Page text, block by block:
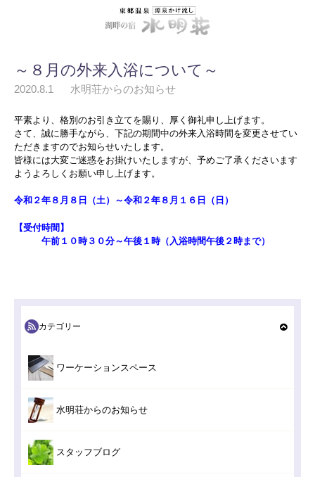
～８月の外来入浴について～
2020.8.1 水明荘からのお知らせ
平素より、格別のお引き立てを賜り、厚く御礼申し上げます。
さて、誠に勝手ながら、下記の期間中の外来入浴時間を変更させてい
ただきますのでお知らせいたします。
皆様には大変ご迷惑をお掛けいたしますが、予めご了承くださいます
ようよろしくお願い申し上げます。
令和２年８月８日（土）～令和２年８月１６日（日）
【受付時間】
午前１０時３０分～午後１時（入浴時間午後２時まで）
カテゴリー
ワーケーションスペース
水明荘からのお知らせ
スタッフブログ